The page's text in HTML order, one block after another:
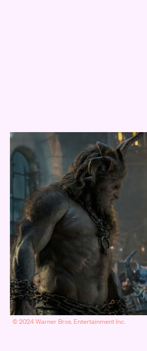
© 2024 Warner Bros. Entertainment Inc.